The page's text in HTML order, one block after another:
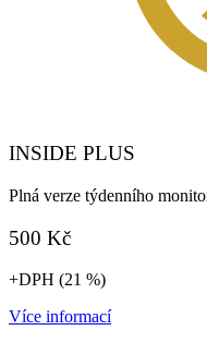
INSIDE PLUS
Plná verze týdenního
500 Kč
+DPH (21 %)
Více informací